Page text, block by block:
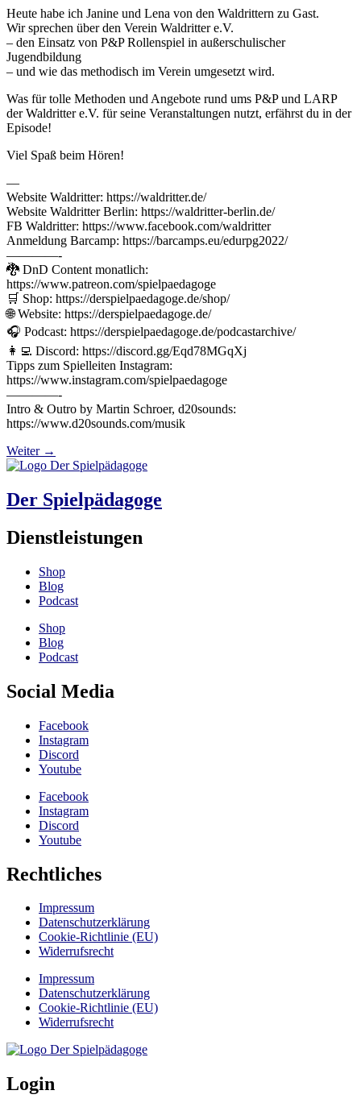
Heute habe ich Janine und Lena von den Waldrittern zu Gast.
Wir sprechen über den Verein Waldritter e.V.
– den Einsatz von P&P Rollenspiel in außerschulischer
Jugendbildung
– und wie das methodisch im Verein umgesetzt wird.
Was für tolle Methoden und Angebote rund ums P&P und LARP
der Waldritter e.V. für seine Veranstaltungen nutzt, erfährst du in der
Episode!
Viel Spaß beim Hören!
—
Website Waldritter: https://waldritter.de/
Website Waldritter Berlin: https://waldritter-berlin.de/
FB Waldritter: https://www.facebook.com/waldritter
Anmeldung Barcamp: https://barcamps.eu/edurpg2022/
————-
🐉 DnD Content monatlich:
https://www.patreon.com/spielpaedagoge
🛒 Shop: https://derspielpaedagoge.de/shop/
🌐 Website: https://derspielpaedagoge.de/
🎧 Podcast: https://derspielpaedagoge.de/podcastarchive/
👩‍💻 Discord: https://discord.gg/Eqd78MGqXj
Tipps zum Spielleiten Instagram:
https://www.instagram.com/spielpaedagoge
————-
Intro & Outro by Martin Schroer, d20sounds:
https://www.d20sounds.com/musik
Weiter →
Der Spielpädagoge
Dienstleistungen
Shop
Blog
Podcast
Shop
Blog
Podcast
Social Media
Facebook
Instagram
Discord
Youtube
Facebook
Instagram
Discord
Youtube
Rechtliches
Impressum
Datenschutzerklärung
Cookie-Richtlinie (EU)
Widerrufsrecht
Impressum
Datenschutzerklärung
Cookie-Richtlinie (EU)
Widerrufsrecht
Login